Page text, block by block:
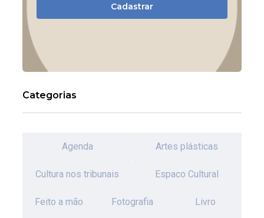
Cadastrar
Categorias
Agenda Artes plásticas
Cultura nos tribunais Espaco Cultural
Feito a mão Fotografia Livro